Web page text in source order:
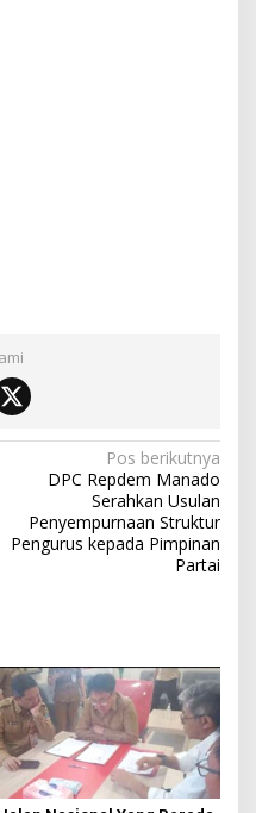
Pos berikutnya
DPC Repdem Manado
Serahkan Usulan
Penyempurnaan Struktur
Pengurus kepada Pimpinan
Partai